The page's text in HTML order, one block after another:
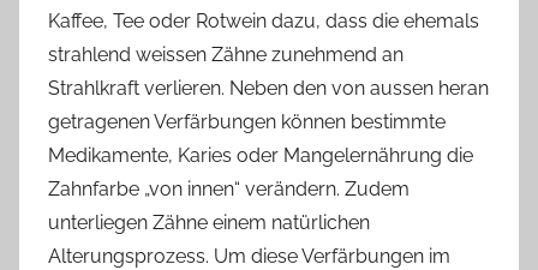
Kaffee, Tee oder Rotwein dazu, dass die ehemals
strahlend weissen Zähne zunehmend an
Strahlkraft verlieren. Neben den von aussen heran
getragenen Verfärbungen können bestimmte
Medikamente, Karies oder Mangelernährung die
Zahnfarbe „von innen“ verändern. Zudem
unterliegen Zähne einem natürlichen
Alterungsprozess. Um diese Verfärbungen im